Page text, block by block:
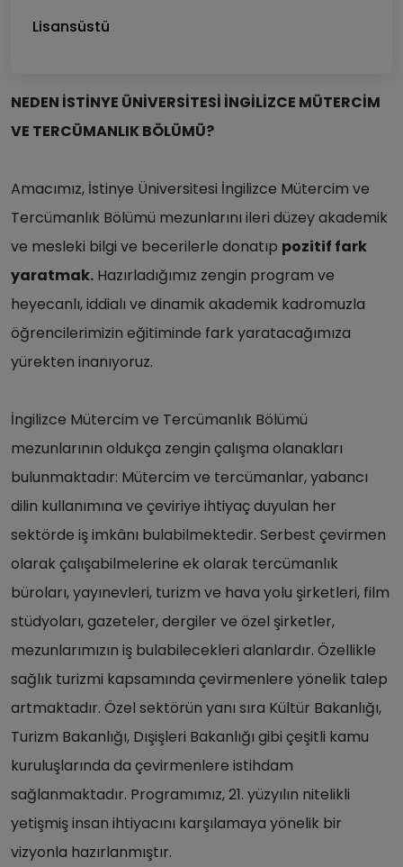
NEDEN İSTİNYE ÜNİVERSİTESİ İNGİLİZCE MÜTERCİM
VE TERCÜMANLIK BÖLÜMÜ?
Amacımız, İstinye Üniversitesi İngilizce Mütercim ve
Tercümanlık Bölümü mezunlarını ileri düzey akademik
ve mesleki bilgi ve becerilerle donatıp pozitif fark
yaratmak. Hazırladığımız zengin program ve
heyecanlı, iddialı ve dinamik akademik kadromuzla
öğrencilerimizin eğitiminde fark yaratacağımıza
yürekten inanıyoruz.
İngilizce Mütercim ve Tercümanlık Bölümü
mezunlarının oldukça zengin çalışma olanakları
bulunmaktadır: Mütercim ve tercümanlar, yabancı
dilin kullanımına ve çeviriye ihtiyaç duyulan her
sektörde iş imkânı bulabilmektedir. Serbest çevirmen
olarak çalışabilmelerine ek olarak tercümanlık
büroları, yayınevleri, turizm ve hava yolu şirketleri, film
stüdyoları, gazeteler, dergiler ve özel şirketler,
mezunlarımızın iş bulabilecekleri alanlardır. Özellikle
sağlık turizmi kapsamında çevirmenlere yönelik talep
artmaktadır. Özel sektörün yanı sıra Kültür Bakanlığı,
Turizm Bakanlığı, Dışişleri Bakanlığı gibi çeşitli kamu
kuruluşlarında da çevirmenlere istihdam
sağlanmaktadır. Programımız, 21. yüzyılın nitelikli
yetişmiş insan ihtiyacını karşılamaya yönelik bir
vizyonla hazırlanmıştır.
Lisansüstü